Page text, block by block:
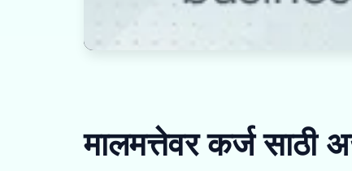
मालमत्तेवर कर्ज साठी